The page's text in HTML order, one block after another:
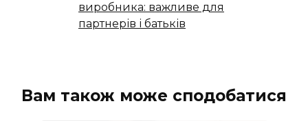
виробника: важливе для
партнерів і батьків
Вам також може сподобатися